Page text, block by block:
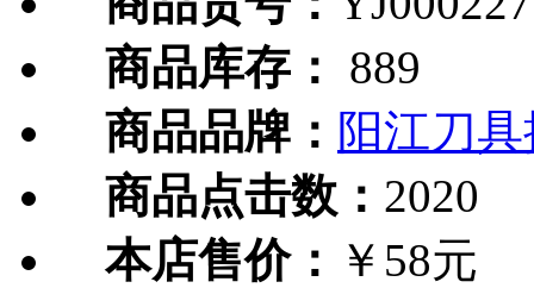
商品库存：
889
商品品牌： 阳江刀
商品点击数： 2020
本店售价： ￥58元